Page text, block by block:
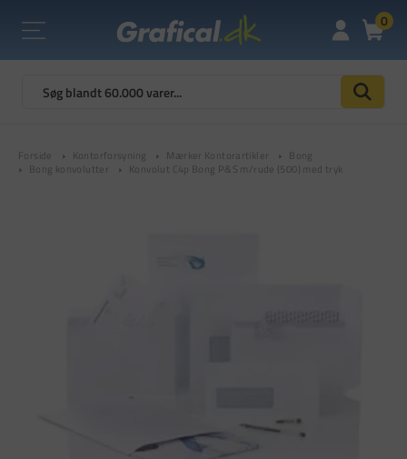
0
Forside Kontorforsyning Mærker Kontorartikler
Bong
Bong konvolutter
Konvolut C4p Bong P&S m/rude (500) med tryk